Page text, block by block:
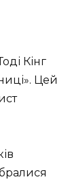
Кінг
Цей